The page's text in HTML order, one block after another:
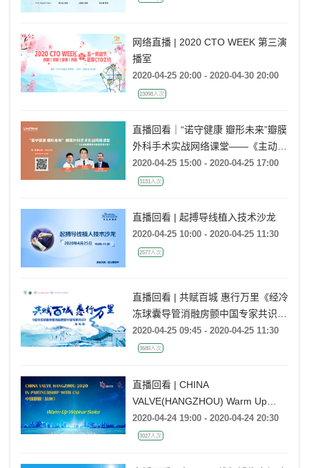
网络直播 | 2020 CTO WEEK 第三演
播室
2020-04-25 20:00 - 2020-04-30 20:00
23098人次
直播回看｜“诺守健康 瓣形未来”瓣膜
外科手术实战网络课堂——《主动脉
瓣置换的临床应用分享》
2020-04-25 15:00 - 2020-04-25 17:00
3131人次
直播回看 | 起搏导线植入技术沙龙
2020-04-25 10:00 - 2020-04-25 11:30
2577人次
直播回看 | 共赋百城 惠行万里《经冷
冻球囊导管消融房颤中国专家共识》
发布会
2020-04-25 09:45 - 2020-04-25 11:30
3680人次
直播回看 | CHINA
VALVE(HANGZHOU) Warm Up
Webinar Series第二期
2020-04-24 19:00 - 2020-04-24 20:30
3027人次